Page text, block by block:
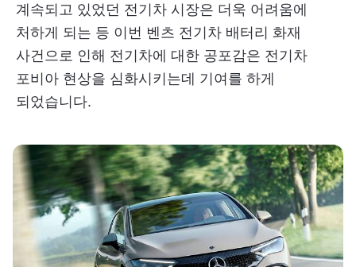
계속되고 있었던 전기차 시장은 더욱 어려움에
처하게 되는 등 이번 벤츠 전기차 배터리 화재
사건으로 인해 전기차에 대한 공포감은 전기차
포비아 현상을 심화시키는데 기여를 하게
되었습니다.